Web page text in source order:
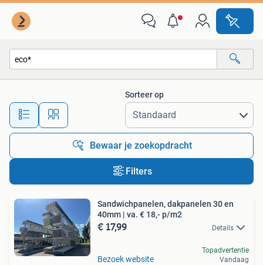
Alle afstanden…
Sorteer op
Bewaar je zoekopdracht
Filters
Sandwichpanelen, dakpanelen 30 en
40mm | va. € 18,- p/m2
€ 17,99 Details
Bezoek website
Topadvertentie
Vandaag